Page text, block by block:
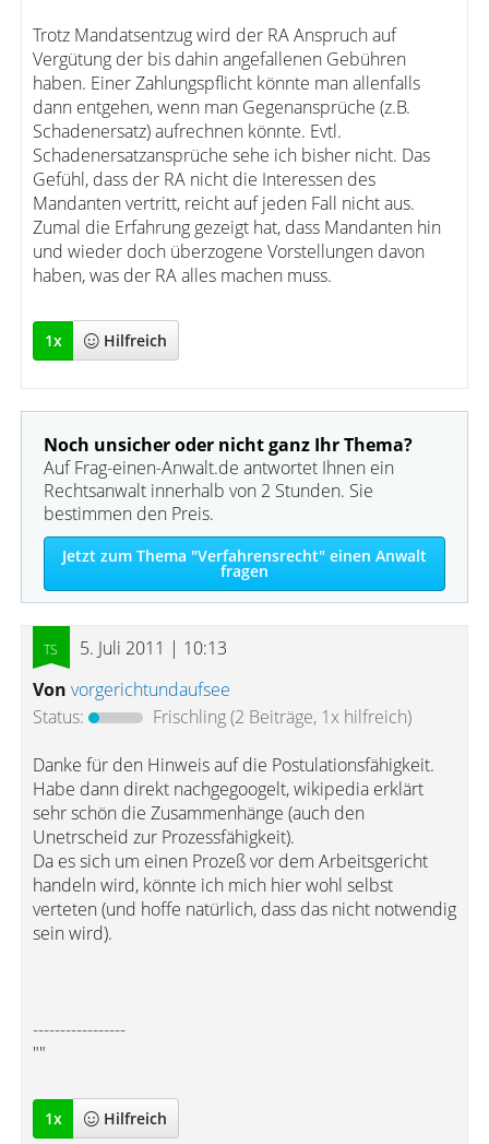
Trotz Mandatsentzug wird der RA Anspruch auf
Vergütung der bis dahin angefallenen Gebühren
haben. Einer Zahlungspflicht könnte man allenfalls
dann entgehen, wenn man Gegenansprüche (z.B.
Schadenersatz) aufrechnen könnte. Evtl.
Schadenersatzansprüche sehe ich bisher nicht. Das
Gefühl, dass der RA nicht die Interessen des
Mandanten vertritt, reicht auf jeden Fall nicht aus.
Zumal die Erfahrung gezeigt hat, dass Mandanten hin
und wieder doch überzogene Vorstellungen davon
haben, was der RA alles machen muss.
1x Hilfreich
Noch unsicher oder nicht ganz Ihr Thema?
Auf Frag-einen-Anwalt.de antwortet Ihnen ein
Rechtsanwalt innerhalb von 2 Stunden. Sie
bestimmen den Preis.
Jetzt zum Thema "Verfahrensrecht" einen Anwalt
fragen
5. Juli 2011 | 10:13
Von vorgerichtundaufsee
Status:
Frischling(2 Beiträge, 1x hilfreich)
Danke für den Hinweis auf die Postulationsfähigkeit.
Habe dann direkt nachgegoogelt, wikipedia erklärt
sehr schön die Zusammenhänge (auch den
Unetrscheid zur Prozessfähigkeit).
Da es sich um einen Prozeß vor dem Arbeitsgericht
handeln wird, könnte ich mich hier wohl selbst
verteten (und hoffe natürlich, dass das nicht notwendig
sein wird).
-----------------
""
1x Hilfreich